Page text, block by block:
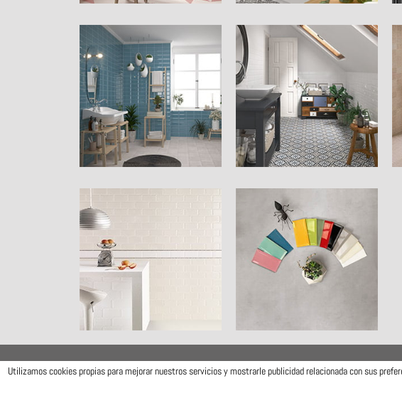
Utilizamos cookies propias para mejorar nuestros servicios y mostrarle publicidad relacionada con sus